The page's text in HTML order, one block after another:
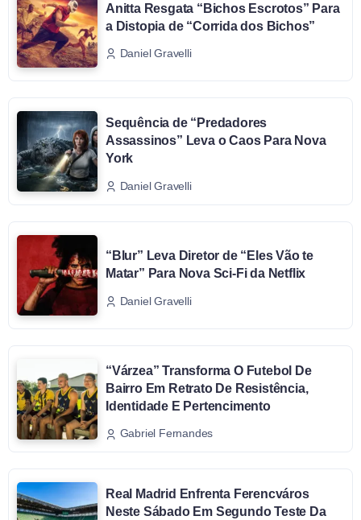
Anitta Resgata “Bichos Escrotos” Para
a Distopia de “Corrida dos Bichos”
Daniel Gravelli
Sequência de “Predadores
Assassinos” Leva o Caos Para Nova
York
Daniel Gravelli
“Blur” Leva Diretor de “Eles Vão te
Matar” Para Nova Sci-Fi da Netflix
Daniel Gravelli
“Várzea” Transforma O Futebol De
Bairro Em Retrato De Resistência,
Identidade E Pertencimento
Gabriel Fernandes
Real Madrid Enfrenta Ferencváros
Neste Sábado Em Segundo Teste Da